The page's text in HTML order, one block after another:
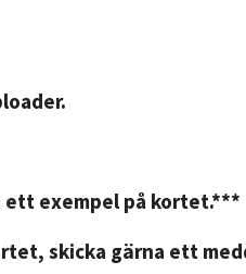
exempel på kortet.***
skicka gärna ett